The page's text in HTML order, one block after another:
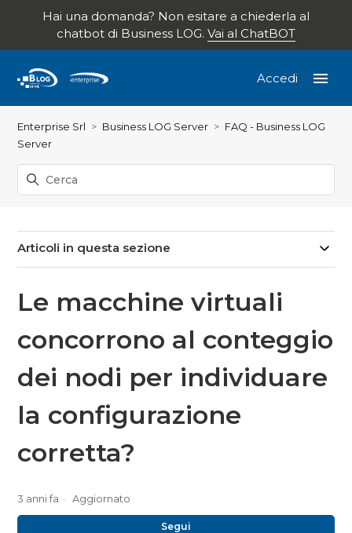
Hai una domanda? Non esitare a chiederla al
chatbot di Business LOG. Vai al ChatBOT
Accedi
Enterprise Srl Business LOG Server
FAQ - Business LOG
Server
Articoli in questa sezione
Le macchine virtuali
concorrono al conteggio
dei nodi per individuare
la configurazione
corretta?
3 anni fa Aggiornato
Segui